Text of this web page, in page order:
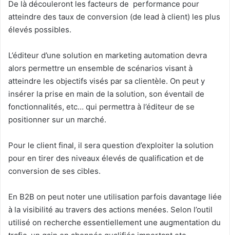
De là découleront les facteurs de performance pour
atteindre des taux de conversion (de lead à client) les plus
élevés possibles.
L’éditeur d’une solution en marketing automation devra
alors permettre un ensemble de scénarios visant à
atteindre les objectifs visés par sa clientèle. On peut y
insérer la prise en main de la solution, son éventail de
fonctionnalités, etc… qui permettra à l’éditeur de se
positionner sur un marché.
Pour le client final, il sera question d’exploiter la solution
pour en tirer des niveaux élevés de qualification et de
conversion de ses cibles.
En B2B on peut noter une utilisation parfois davantage liée
à la visibilité au travers des actions menées. Selon l’outil
utilisé on recherche essentiellement une augmentation du